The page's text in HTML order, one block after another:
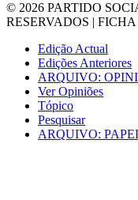
© 2026 PARTIDO
RESERVADOS | FICHA
Edição Actual
Edições Anteriores
ARQUIVO:
Ver Opiniões
Tópico
Pesquisar
ARQUIVO: